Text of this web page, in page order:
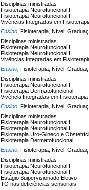
Disciplinas ministradas
Fisioterapia Neurofuncional I
Fisioterapia Neurofuncional II
Vivências Integradas em
Ensino, Fisioterapia, Nível:
Disciplinas ministradas
Fisioterapia Neurofuncional I
Fisioterapia Neurofuncional II
Vivências Integradas em
Ensino, Fisioterapia, Nível:
Disciplinas ministradas
Fisioterapia Neurofuncional I
Fisioterapia Dermatofuncional
Vivência Integradas em Fisioterapia
Ensino, Fisioterapia, Nível:
Disciplinas ministradas
Fisioterapia Neurofuncional I
Fisioterapia Neurofuncional II
Fisioterapia Uro-Gineco e
Fisioterapia Dermatofuncional
Ensino, Fisioterapia, Nível:
Disciplinas ministradas
Fisioterapia Neurofuncional I
Fisioterapia Neurofuncional II
Estágio Suipervisionado Eletivo
TO nas deficiências sensoriais